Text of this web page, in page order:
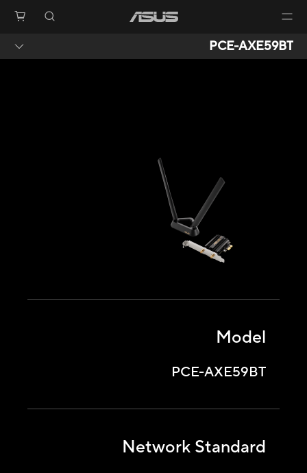
PCE-AXE59BT
Model
PCE-AXE59BT
Network Standard